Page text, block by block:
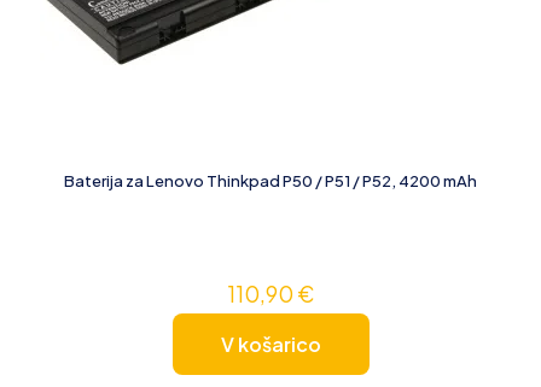
Baterija za Lenovo Thinkpad P50 / P51 / P52, 4200 mAh
110,90 €
V košarico